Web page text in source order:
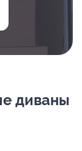
диваны